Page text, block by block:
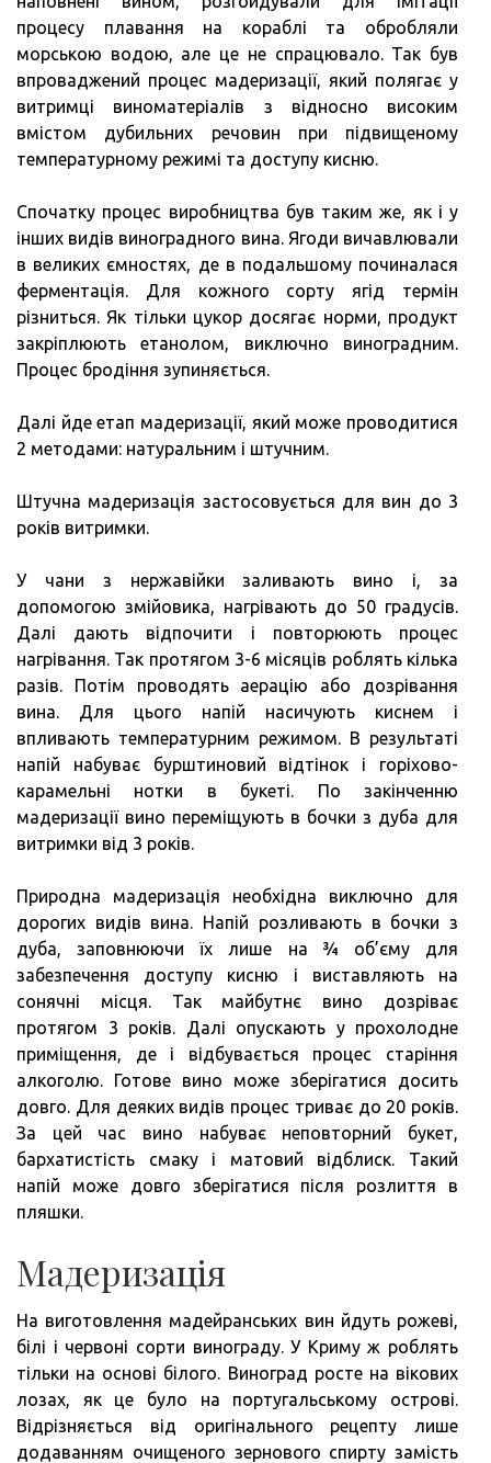
процесу плавання на кораблі та обробляли
морською водою, але це не спрацювало. Так був
впроваджений процес мадеризації, який полягає у
витримці виноматеріалів з відносно високим
вмістом дубильних речовин при підвищеному
температурному режимі та доступу кисню.
Спочатку процес виробництва був таким же, як і у
інших видів виноградного вина. Ягоди вичавлювали
в великих ємностях, де в подальшому починалася
ферментація. Для кожного сорту ягід термін
різниться. Як тільки цукор досягає норми, продукт
закріплюють етанолом, виключно виноградним.
Процес бродіння зупиняється.
Далі йде етап мадеризації, який може проводитися
2 методами: натуральним і штучним.
Штучна мадеризація застосовується для вин до 3
років витримки.
У чани з нержавійки заливають вино і, за
допомогою змійовика, нагрівають до 50 градусів.
Далі дають відпочити і повторюють процес
нагрівання. Так протягом 3-6 місяців роблять кілька
разів. Потім проводять аерацію або дозрівання
вина. Для цього напій насичують киснем і
впливають температурним режимом. В результаті
напій набуває бурштиновий відтінок і горіхово-
карамельні нотки в букеті. По закінченню
мадеризації вино переміщують в бочки з дуба для
витримки від 3 років.
Природна мадеризація необхідна виключно для
дорогих видів вина. Напій розливають в бочки з
дуба, заповнюючи їх лише на ¾ об’єму для
забезпечення доступу кисню і виставляють на
сонячні місця. Так майбутнє вино дозріває
протягом 3 років. Далі опускають у прохолодне
приміщення, де і відбувається процес старіння
алкоголю. Готове вино може зберігатися досить
довго. Для деяких видів процес триває до 20 років.
За цей час вино набуває неповторний букет,
бархатистість смаку і матовий відблиск. Такий
напій може довго зберігатися після розлиття в
пляшки.
Мадеризація
На виготовлення мадейранських вин йдуть рожеві,
білі і червоні сорти винограду. У Криму ж роблять
тільки на основі білого. Виноград росте на вікових
лозах, як це було на португальському острові.
Відрізняється від оригінального рецепту лише
додаванням очищеного зернового спирту замість